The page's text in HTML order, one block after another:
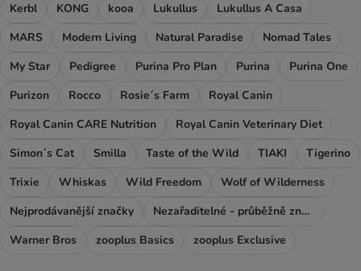
Kerbl
KONG kooa Lukullus
Lukullus A Casa
MARS
Modern Living Natural Paradise
Nomad Tales
My Star
Pedigree Purina Pro Plan Purina
Purina One
Purizon
Rocco Rosie´s Farm
Royal Canin
Royal Canin CARE Nutrition
Royal Canin Veterinary Diet
Simon´s Cat
Smilla Taste of the Wild TIAKI
Tigerino
Trixie
Whiskas Wild Freedom
Wolf of Wilderness
Nejprodávanější značky
Nezařaditelné - průběžně značky
Warner Bros
zooplus Basics zooplus Exclusive